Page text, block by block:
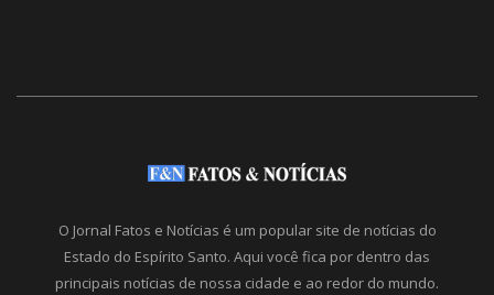
O Jornal Fatos e Notícias é um popular site de notícias do
Estado do Espírito Santo. Aqui você fica por dentro das
principais notícias de nossa cidade e ao redor do mundo.